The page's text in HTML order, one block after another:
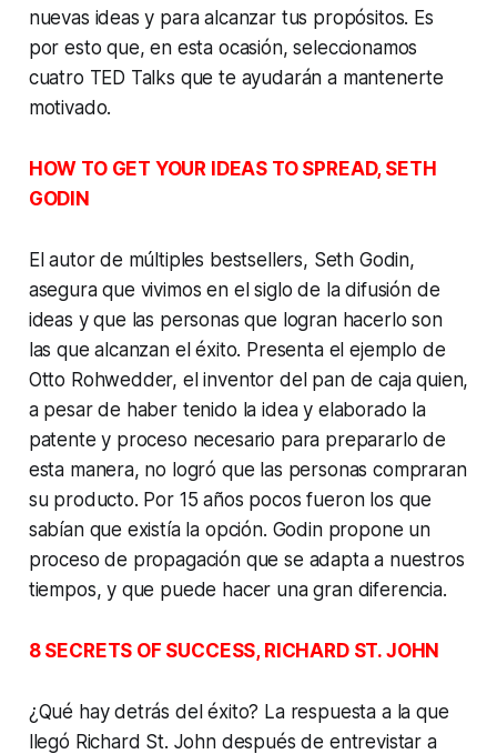
nuevas ideas y para alcanzar tus propósitos. Es
por esto que, en esta ocasión, seleccionamos
cuatro TED Talks que te ayudarán a mantenerte
motivado.
HOW TO GET YOUR IDEAS TO SPREAD, SETH
GODIN
El autor de múltiples bestsellers, Seth Godin,
asegura que vivimos en el siglo de la difusión de
ideas y que las personas que logran hacerlo son
las que alcanzan el éxito. Presenta el ejemplo de
Otto Rohwedder, el inventor del pan de caja quien,
a pesar de haber tenido la idea y elaborado la
patente y proceso necesario para prepararlo de
esta manera, no logró que las personas compraran
su producto. Por 15 años pocos fueron los que
sabían que existía la opción. Godin propone un
proceso de propagación que se adapta a nuestros
tiempos, y que puede hacer una gran diferencia.
8 SECRETS OF SUCCESS, RICHARD ST. JOHN
¿Qué hay detrás del éxito? La respuesta a la que
llegó Richard St. John después de entrevistar a